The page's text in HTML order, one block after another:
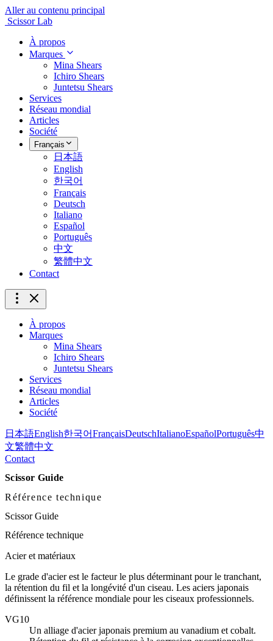
Aller au contenu principal
Scissor Lab
À propos
Marques
Mina Shears
Ichiro Shears
Juntetsu Shears
Services
Réseau mondial
Articles
Société
Français
日本語
English
한국어
Français
Deutsch
Italiano
Español
Português
中文
繁體中文
Contact
À propos
Marques
Mina Shears
Ichiro Shears
Juntetsu Shears
Services
Réseau mondial
Articles
Société
日本語English한국어FrançaisDeutschItalianoEspañolPortuguês中
文繁體中文
Contact
Scissor Guide
Référence technique
Scissor Guide
Référence technique
Acier et matériaux
Le grade d'acier est le facteur le plus déterminant pour le tranchant,
la rétention du fil et la longévité d'un ciseau. Les aciers japonais
définissent la référence mondiale pour les ciseaux professionnels.
VG10
Un alliage d'acier japonais premium au vanadium et cobalt.